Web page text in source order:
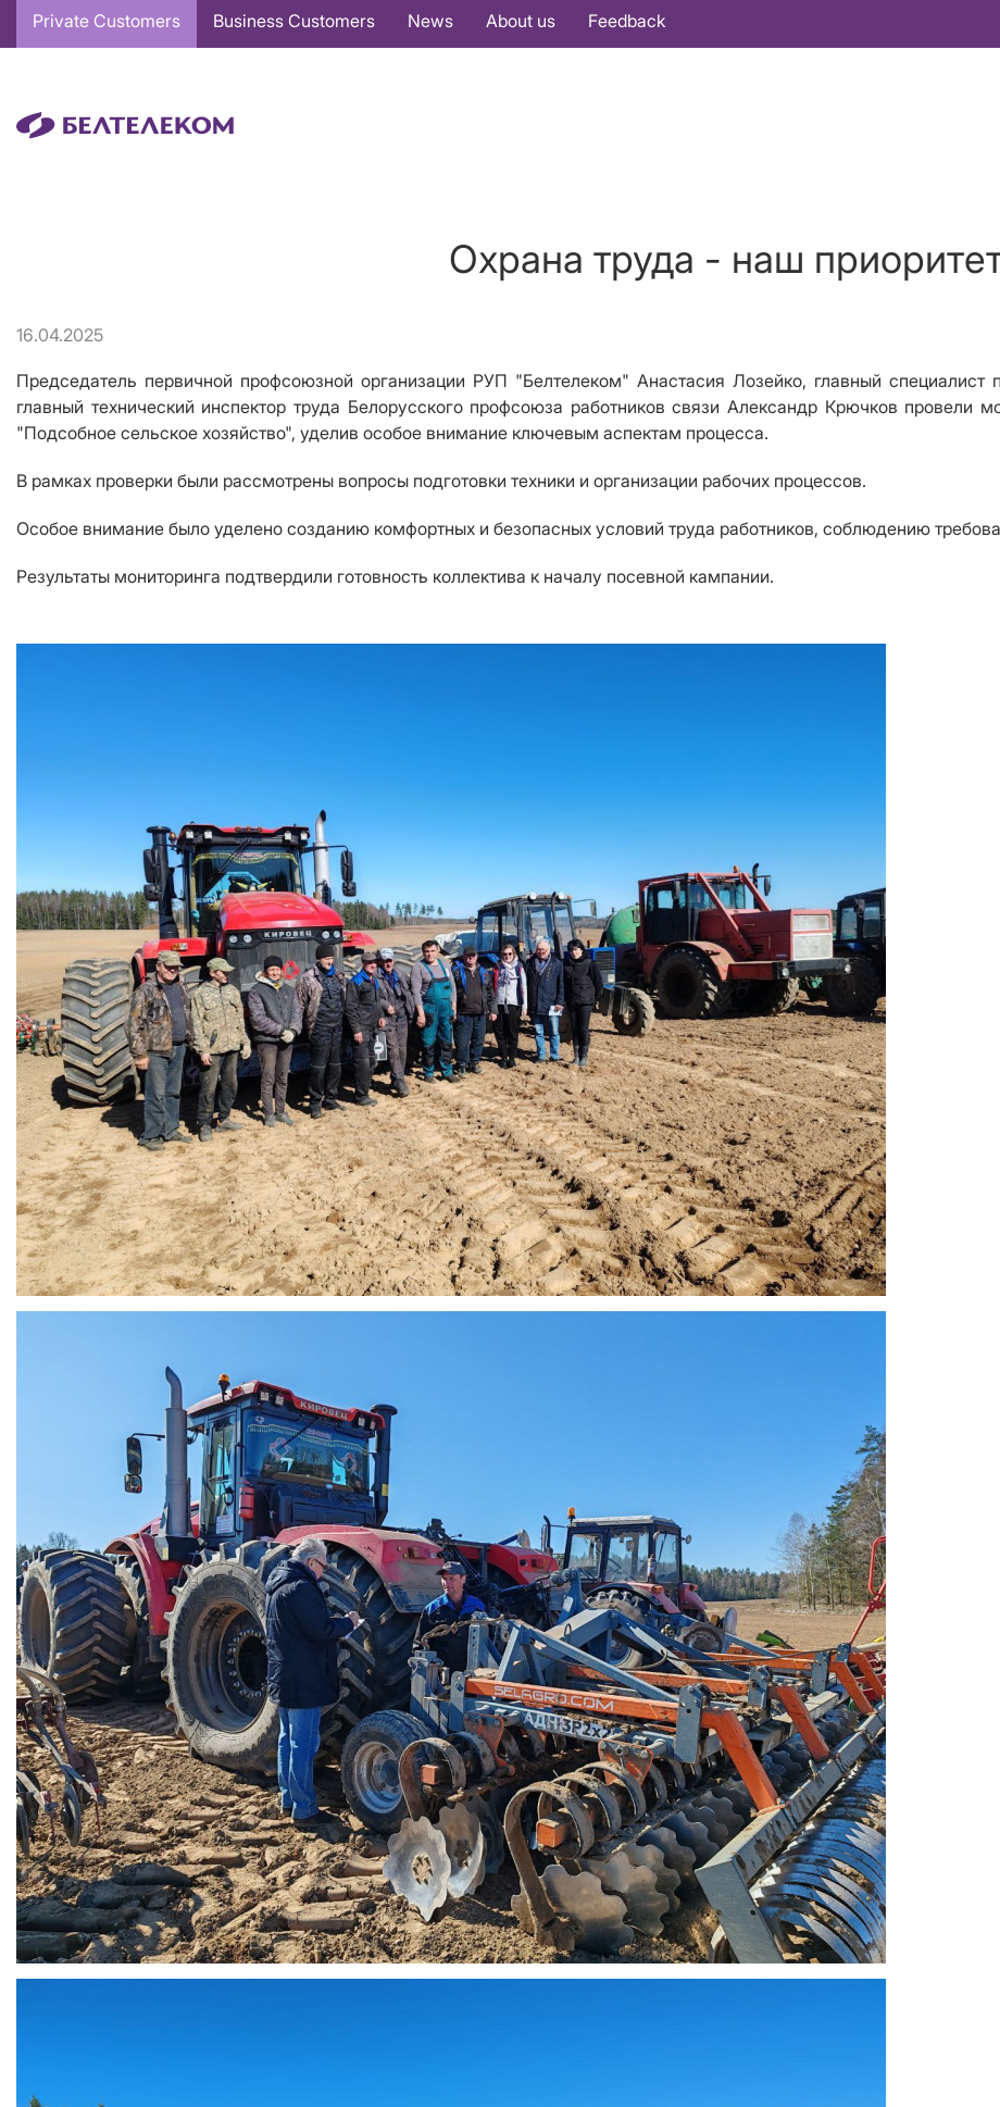
Основная
навигация
Private Customers Business Customers News About us Feedback
Охрана труда - наш
16.04.2025
Председатель первичной профсоюзной организации РУП "Белтелеком" Анастасия Лозейко, главный
главный технический инспектор труда Белорусского профсоюза работников связи Александр Крючков провели
"Подсобное сельское хозяйство", уделив особое внимание ключевым аспектам процесса.
В рамках проверки были рассмотрены вопросы подготовки техники и организации рабочих процессов.
Особое внимание было уделено созданию комфортных и безопасных условий труда работников, соблюдению
Результаты мониторинга подтвердили готовность коллектива к началу посевной кампании.